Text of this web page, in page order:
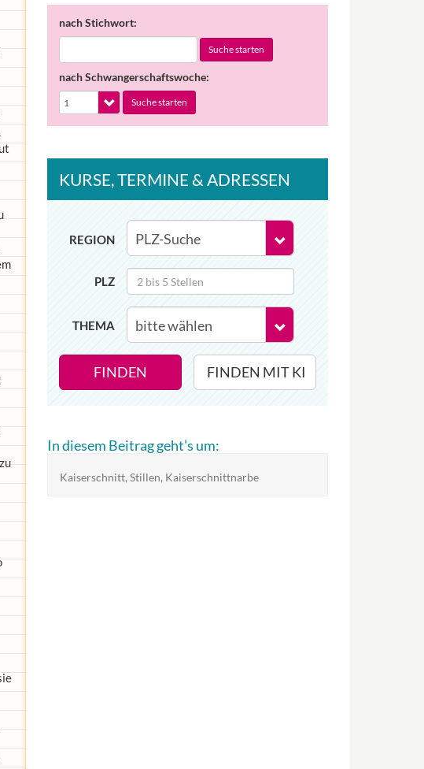
nach Stichwort:
Suche starten
nach Schwangerschaftswoche:
Suche starten
KURSE, TERMINE & ADRESSEN
REGION
PLZ
THEMA
FINDEN FINDEN MIT KI
In diesem Beitrag geht's um:
Kaiserschnitt, Stillen, Kaiserschnittnarbe